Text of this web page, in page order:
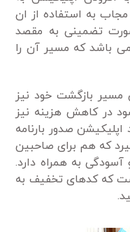
به استفاده از ان
تضمینی به مقصد
باشد که مسیر آن را
مسیر بازگشت خود نیز
در کاهش هزینه نیز
صدور بارنامه
که هم برای صاحبین
آسودگی به همراه دارد.
که کد‌‌های تخفیف به